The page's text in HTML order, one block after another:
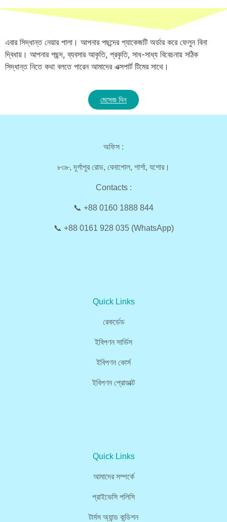
এবার সিদ্ধান্ত নেয়ার পালা। আপনার পছন্দের প্যাকেজটি অর্ডার করে ফেলুন বিনা
দ্বিধায়। আপনার পছন্দ, ব্যবসার আকৃতি, প্রকৃতি, সাধ-সাধ্য বিবেচনায় সঠিক
সিদ্ধান্ত নিতে কথা বলতে পারেন আমাদের এক্সপার্ট টিমের সাথে।
মেসেজ দিন
অফিস :
৮৩৮, দূর্গাপুর রোড, বেনাপোল, শার্শা, যশোর।
Contacts :
📞 +88 0160 1888 844
📞 +88 0161 928 035 (WhatsApp)
Quick Links
রেকর্ডেড
ইবিপণন সার্ভিস
ইবিপণন কোর্স
ইবিপণন প্রোডাক্ট
Quick Links
আমাদের সম্পর্কে
প্রাইভেসি পলিসি
টার্মস অ্যান্ড কন্ডিশন